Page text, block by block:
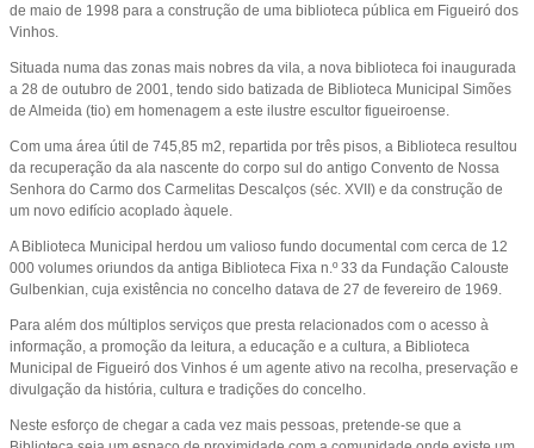
de maio de 1998 para a construção de uma biblioteca pública em Figueiró dos
Vinhos.
Situada numa das zonas mais nobres da vila, a nova biblioteca foi inaugurada
a 28 de outubro de 2001, tendo sido batizada de Biblioteca Municipal Simões
de Almeida (tio) em homenagem a este ilustre escultor figueiroense.
Com uma área útil de 745,85 m2, repartida por três pisos, a Biblioteca resultou
da recuperação da ala nascente do corpo sul do antigo Convento de Nossa
Senhora do Carmo dos Carmelitas Descalços (séc. XVII) e da construção de
um novo edifício acoplado àquele.
A Biblioteca Municipal herdou um valioso fundo documental com cerca de 12
000 volumes oriundos da antiga Biblioteca Fixa n.º 33 da Fundação Calouste
Gulbenkian, cuja existência no concelho datava de 27 de fevereiro de 1969.
Para além dos múltiplos serviços que presta relacionados com o acesso à
informação, a promoção da leitura, a educação e a cultura, a Biblioteca
Municipal de Figueiró dos Vinhos é um agente ativo na recolha, preservação e
divulgação da história, cultura e tradições do concelho.
Neste esforço de chegar a cada vez mais pessoas, pretende-se que a